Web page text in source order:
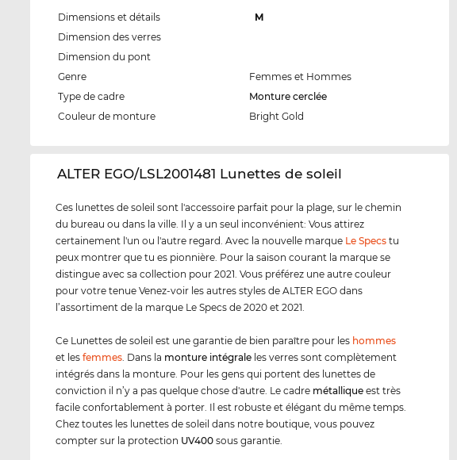
Dimensions et détails
M
Dimension des verres
Dimension du pont
Genre
Femmes et Hommes
Type de cadre
Monture cerclée
Couleur de monture
Bright Gold
‌ALTER EGO/LSL2001481 Lunettes de soleil
Ces lunettes de soleil sont l'accessoire parfait pour la plage, sur le chemin
du bureau ou dans la ville. Il y a un seul inconvénient: Vous attirez
certainement l'un ou l'autre regard. Avec la nouvelle marque Le Specs tu
peux montrer que tu es pionnière. Pour la saison courant la marque se
distingue avec sa collection pour 2021. Vous préférez une autre couleur
pour votre tenue Venez-voir les autres styles de ALTER EGO dans
l’assortiment de la marque Le Specs de 2020 et 2021.
Ce Lunettes de soleil est une garantie de bien paraître pour les hommes
et lesfemmes . Dans la monture intégrale les verres sont complètement
intégrés dans la monture. Pour les gens qui portent des lunettes de
conviction il n’y a pas quelque chose d'autre. Le cadre métallique est très
facile confortablement à porter. Il est robuste et élégant du même temps.
Chez toutes les lunettes de soleil dans notre boutique, vous pouvez
compter sur la protection UV400 sous garantie.